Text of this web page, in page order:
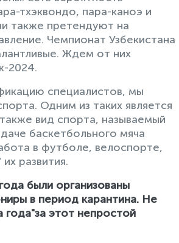
тхэквондо, пара-каноэ и
также претендуют на
Чемпионат Узбекистана
Ждем от них
2024.
специалистов, мы
Одним из таких является
вид спорта, называемый
баскетбольного мяча
в футболе, велоспорте,
развития.
были организованы
в период карантина. Не
года"за этот непростой